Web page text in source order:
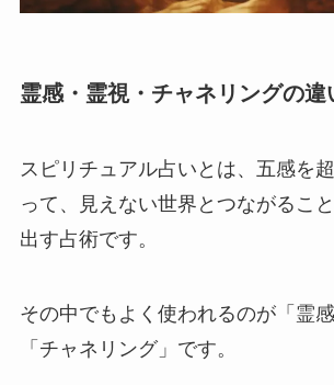
霊感・霊視・チャネリングの違
スピリチュアル占いとは、五感を
って、見えない世界とつながるこ
出す占術です。
その中でもよく使われるのが「霊感
「チャネリング」です。